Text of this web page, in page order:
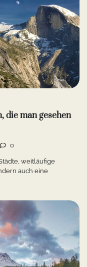
die man gesehen
0
weitläufige
auch eine